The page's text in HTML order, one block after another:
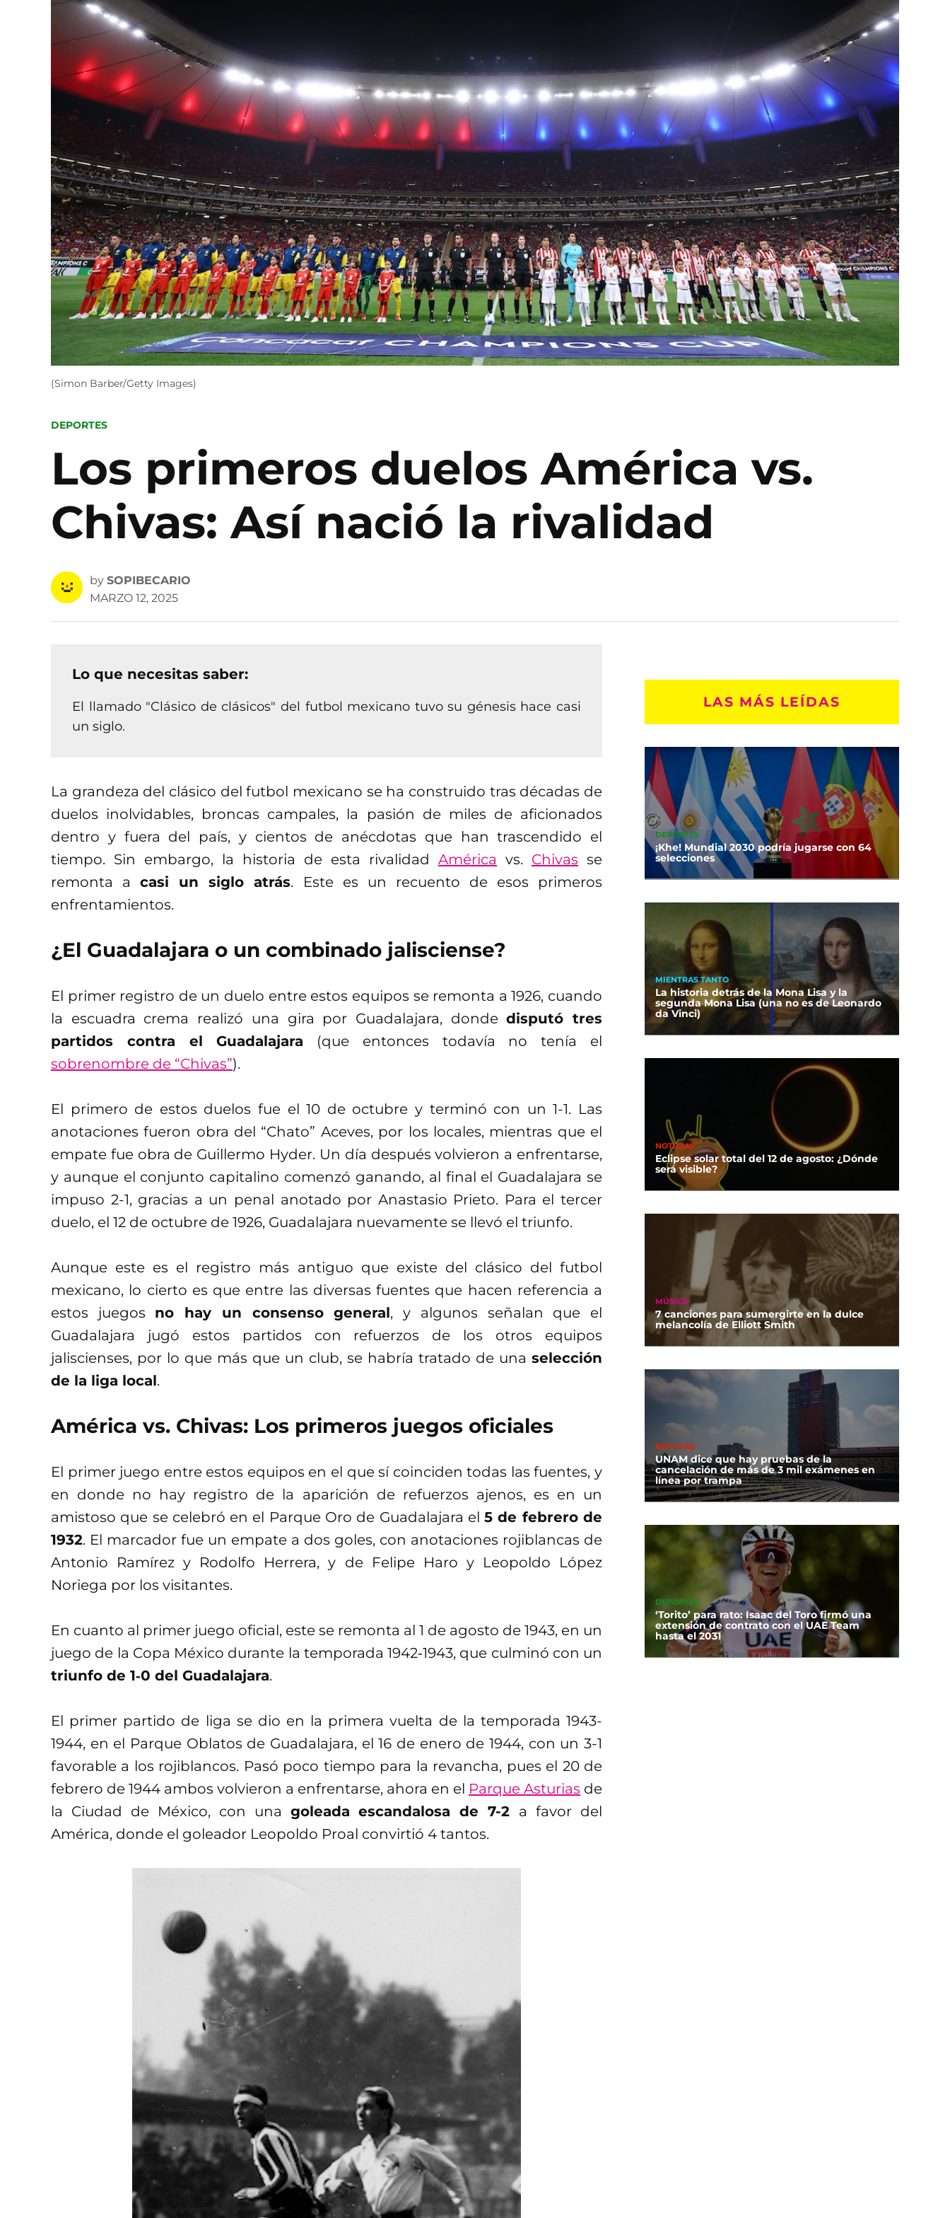
(Simon Barber/Getty Images)
POSTED
DEPORTES
Los primeros duelos América vs.
Chivas: Así nació la rivalidad
by SOPIBECARIO
MARZO 12, 2025
Lo que necesitas saber:
El llamado "Clásico de clásicos" del futbol mexicano tuvo su génesis hace casi
un siglo.
La grandeza del clásico del futbol mexicano se ha construido tras décadas de
duelos inolvidables, broncas campales, la pasión de miles de aficionados
dentro y fuera del país, y cientos de anécdotas que han trascendido el
tiempo. Sin embargo, la historia de esta rivalidad América vs. Chivas se
remonta acasi un siglo atrás. Este es un recuento de esos primeros
enfrentamientos.
¿El Guadalajara o un combinado jalisciense?
El primer registro de un duelo entre estos equipos se remonta a 1926, cuando
la escuadra crema realizó una gira por Guadalajara, dondedisputó tres
partidos contra el Guadalajara (que entonces todavía no tenía el
sobrenombre de “Chivas”).
El primero de estos duelos fue el 10 de octubre y terminó con un 1-1. Las
anotaciones fueron obra del “Chato” Aceves, por los locales, mientras que el
empate fue obra de Guillermo Hyder. Un día después volvieron a enfrentarse,
y aunque el conjunto capitalino comenzó ganando, al final el Guadalajara se
impuso 2-1, gracias a un penal anotado por Anastasio Prieto. Para el tercer
duelo, el 12 de octubre de 1926, Guadalajara nuevamente se llevó el triunfo.
Aunque este es el registro más antiguo que existe del clásico del futbol
mexicano, lo cierto es que entre las diversas fuentes que hacen referencia a
estos juegos no hay un consenso general, y algunos señalan que el
Guadalajara jugó estos partidos con refuerzos de los otros equipos
jaliscienses, por lo que más que un club, se habría tratado de una selección
de la liga local.
América vs. Chivas: Los primeros juegos oficiales
El primer juego entre estos equipos en el que sí coinciden todas las fuentes, y
en donde no hay registro de la aparición de refuerzos ajenos, es en un
amistoso que se celebró en el Parque Oro de Guadalajara el5 de febrero de
1932. El marcador fue un empate a dos goles, con anotaciones rojiblancas de
Antonio Ramírez y Rodolfo Herrera, y de Felipe Haro y Leopoldo López
Noriega por los visitantes.
En cuanto al primer juego oficial, este se remonta al 1 de agosto de 1943, en un
juego de la Copa México durante la temporada 1942‑1943, que culminó con un
triunfo de 1‑0 del Guadalajara.
El primer partido de liga se dio en la primera vuelta de la temporada 1943-
1944, en el Parque Oblatos de Guadalajara, el 16 de enero de 1944, con un 3-1
favorable a los rojiblancos. Pasó poco tiempo para la revancha, pues el 20 de
febrero de 1944 ambos volvieron a enfrentarse, ahora en el Parque Asturias de
la Ciudad de México, con una goleada escandalosa de 7-2 a favor del
América, donde el goleador Leopoldo Proal convirtió 4 tantos.
LAS MÁS LEÍDAS
DEPORTES
¡Khe! Mundial 2030 podría jugarse con 64
selecciones
MIENTRAS TANTO
La historia detrás de la Mona Lisa y la
segunda Mona Lisa (una no es de Leonardo
da Vinci)
NOTICIAS
Eclipse solar total del 12 de agosto: ¿Dónde
será visible?
MÚSICA
7 canciones para sumergirte en la dulce
melancolía de Elliott Smith
NOTICIAS
UNAM dice que hay pruebas de la
cancelación de más de 3 mil exámenes en
línea por trampa
DEPORTES
‘Torito’ para rato: Isaac del Toro firmó una
extensión de contrato con el UAE Team
hasta el 2031